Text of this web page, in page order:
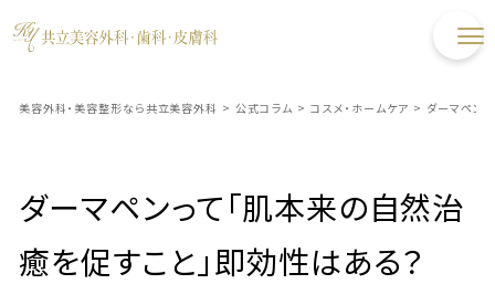
美容外科・美容整形なら共立美容外科 > 公式コラム > コスメ・ホームケア > ダーマペン
ダーマペンって「肌本来の自然治
癒を促すこと」即効性はある？